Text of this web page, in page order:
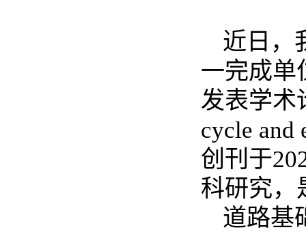
近日，
一完成单
发表学术
cycle and
创刊于
科研究，
道路基